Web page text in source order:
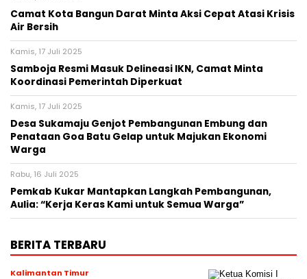
Camat Kota Bangun Darat Minta Aksi Cepat Atasi Krisis
Air Bersih
Kamis, 17 Juli 2025
Samboja Resmi Masuk Delineasi IKN, Camat Minta
Koordinasi Pemerintah Diperkuat
Kamis, 17 Juli 2025
Desa Sukamaju Genjot Pembangunan Embung dan
Penataan Goa Batu Gelap untuk Majukan Ekonomi
Warga
Rabu, 16 Juli 2025
Pemkab Kukar Mantapkan Langkah Pembangunan,
Aulia: “Kerja Keras Kami untuk Semua Warga”
BERITA TERBARU
Kalimantan Timur